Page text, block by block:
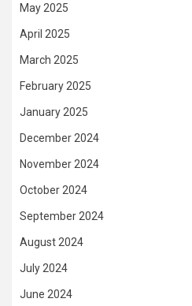
May 2025
April 2025
March 2025
February 2025
January 2025
December 2024
November 2024
October 2024
September 2024
August 2024
July 2024
June 2024